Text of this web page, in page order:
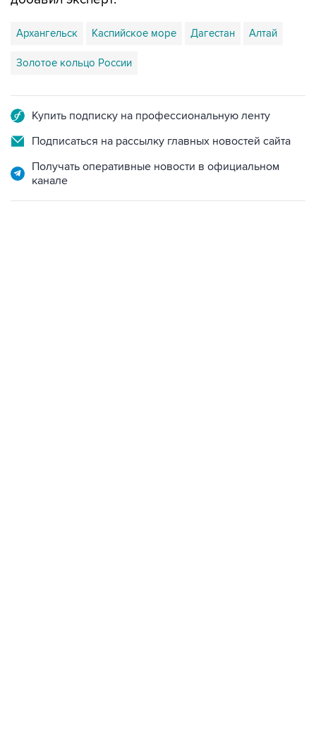
Архангельск Каспийское море Дагестан Алтай
Золотое кольцо России
Купить подписку на профессиональную ленту
Подписаться на рассылку главных новостей сайта
Получать оперативные новости в официальном
канале